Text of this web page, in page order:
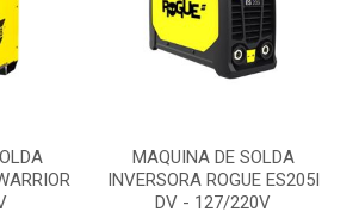
MAQUINA DE SOLDA
INVERSORA ROGUE ES205I
DV - 127/220V